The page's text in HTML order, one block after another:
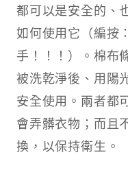
都可以是安全的、
如何使用它（編按
手！！！）。棉布
被洗乾淨後、用陽
安全使用。兩者都
會弄髒衣物；而且
換，以保持衛生。​